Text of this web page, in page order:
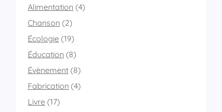
Alimentation (4)
Chanson (2)
Écologie (19)
Éducation (8)
Évènement (8)
Fabrication (4)
Livre (17)